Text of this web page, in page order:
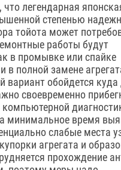
что легендарная
степенью
тойота может
работы будут
в промывке или спайке
в полной замене
вариант обойдется
своевременно
минимальное время
слабые места
агрегата и
прохождение